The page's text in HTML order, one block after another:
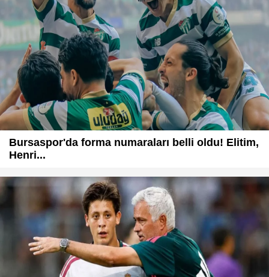
Bursaspor'da forma numaraları belli oldu! Elitim,
Henri...